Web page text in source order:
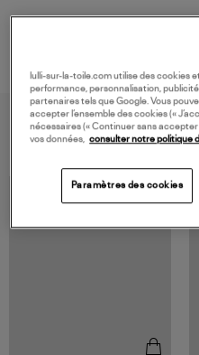
VOUS AIMEREZ AUSSI
lulli-sur-la-toile.com utilise des cookies
performance, personnalisation,
partenaires tels que Google. Vous
accepter l’ensemble des cookies («
nécessaires (« Continuer sans accepter
vos données, consulter notre politique
Paramètres des cookies